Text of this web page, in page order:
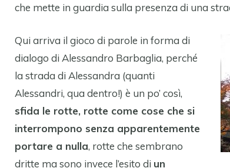
che mette in guardia sulla presenza di una
Qui arriva il gioco di parole in forma di
dialogo di Alessandro Barbaglia, perché
la strada di Alessandra (quanti
Alessandri, qua dentro!) è un po’ così,
sfida le rotte, rotte come cose che si
interrompono senza apparentemente
portare a nulla, rotte che sembrano
dritte ma sono invece l’esito di un